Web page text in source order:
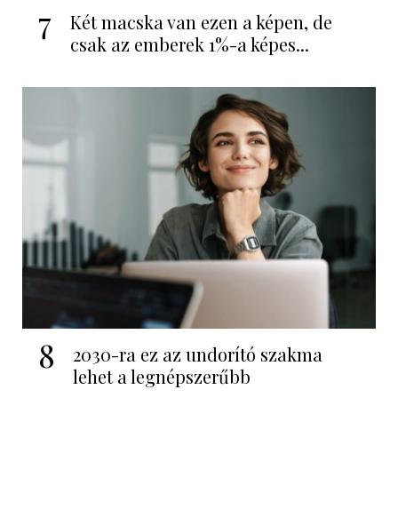
7
Két macska van ezen a képen, de
csak az emberek 1%-a képes...
8
2030-ra ez az undorító szakma
lehet a legnépszerűbb